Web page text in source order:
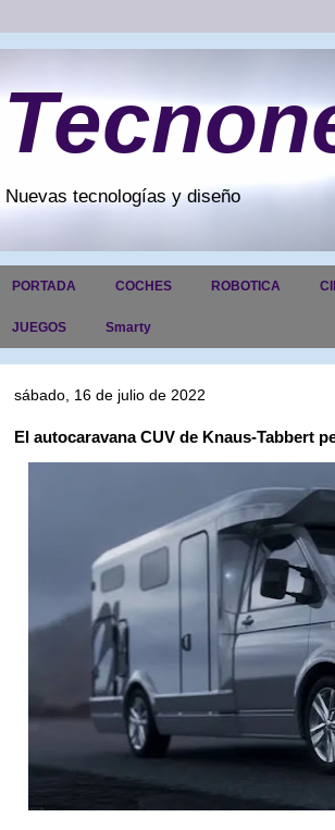
Nuevas tecnologías y diseño
PORTADA COCHES ROBOTICA
JUEGOS Smarty
sábado, 16 de julio de 2022
El autocaravana CUV de Knaus-Tabbert